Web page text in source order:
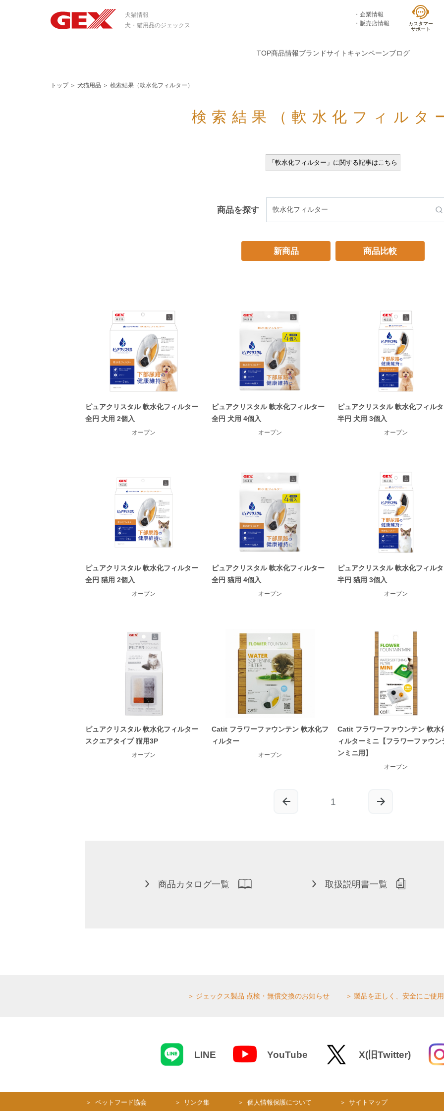
犬猫情報
犬・猫用品のジェックス
カスタマー
サポート
TOP商品情報ブランドサイト キャンペーンブログ
企業情報
販売店情報
トップ＞ 犬猫用品 ＞ 検索結果（軟水化フィルター）
検索結果（軟水化フィルタ
「軟水化フィルター」に関する記事はこちら
商品を探す
新商品 商品比較
ピュアクリスタル 軟水化フィルター
全円 犬用 2個入
オープン
ピュアクリスタル 軟水化フィルター
全円 犬用 4個入
オープン
ピュアクリスタル 軟水化フィル
半円 犬用 3個入
オープン
ピュアクリスタル 軟水化フィルター
全円 猫用 2個入
オープン
ピュアクリスタル 軟水化フィルター
全円 猫用 4個入
オープン
ピュアクリスタル 軟水化フィル
半円 猫用 3個入
オープン
ピュアクリスタル 軟水化フィルター
スクエアタイプ 猫用3P
オープン
Catit フラワーファウンテン 軟水化フ
ィルター
オープン
Catit フラワーファウンテン 軟水
ィルターミニ【フラワーファウン
ンミニ用】
オープン
1
商品カタログ一覧 取扱説明書一覧
ジェックス製品 点検・無償交換のお知らせ 製品を正しく、安全にご使
LINE YouTube X(旧Twitter)
ペットフード協会 リンク集 個人情報保護について サイトマップ